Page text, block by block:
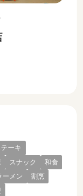
ーキ
スナック
和食
ーメン
割烹